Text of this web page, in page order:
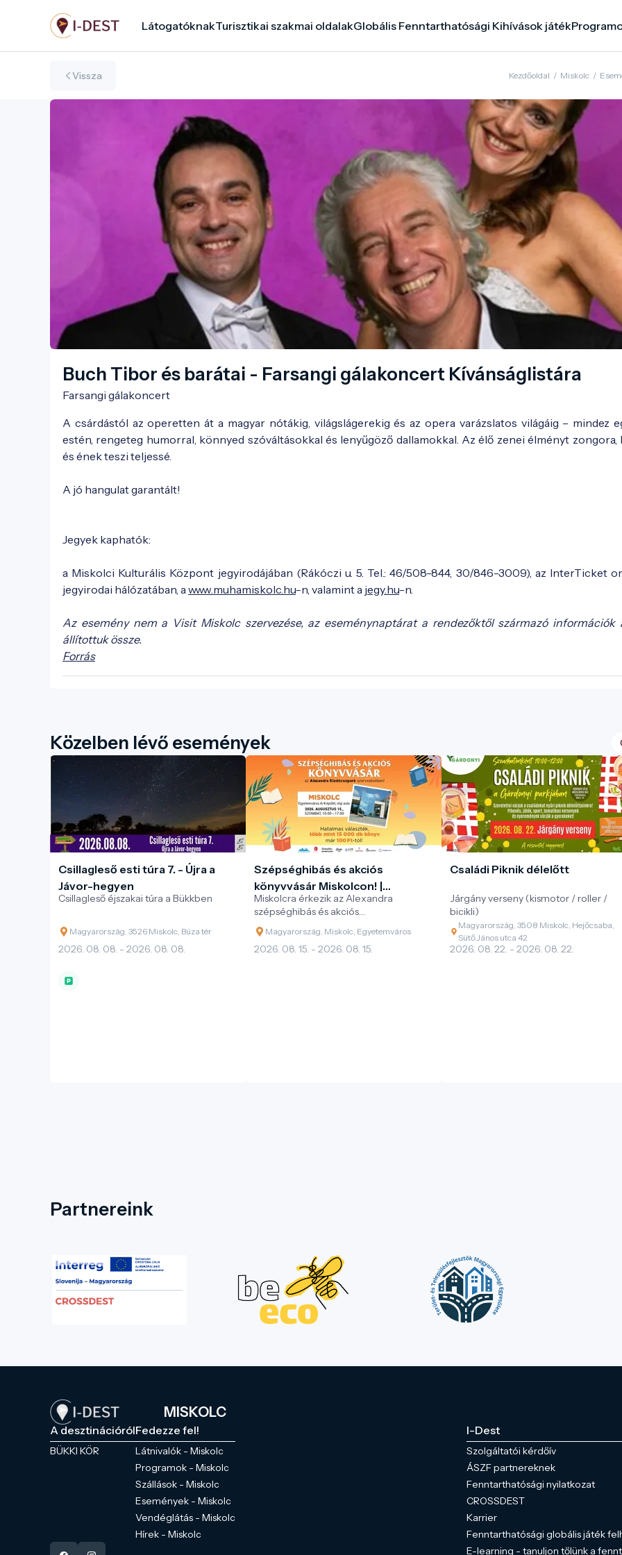
tartalomra
LátogatóknakTurisztikai szakmai oldalakGlobális Fenntarthatósági Kihívások játék
Vissza Kezdőoldal / Miskolc /
Buch Tibor és barátai - Farsangi gálakoncert Kívánságlistára
Farsangi gálakoncert
A csárdástól az operetten át a magyar nótákig, világslágerekig és az opera varázslatos világáig – mindez
estén, rengeteg humorral, könnyed szóváltásokkal és lenyűgöző dallamokkal. Az élő zenei élményt zongora,
és ének teszi teljessé.
A jó hangulat garantált!
Jegyek kaphatók:
a Miskolci Kulturális Központ jegyirodájában (Rákóczi u. 5. Tel.: 46/508-844, 30/846-3009), az InterTicket
jegyirodai hálózatában, awww.muhamiskolc.hu-n, valamint a jegy.hu-n.
Az esemény nem a Visit Miskolc szervezése, az eseménynaptárat a rendezőktől származó információk
állítottuk össze.
Forrás
Közelben lévő események
Csillagleső esti túra 7. - Újra a
Jávor-hegyen
Csillagleső éjszakai túra a Bükkben
Magyarország, 3526 Miskolc, Búza tér
2026. 08. 08. - 2026. 08. 08.
Szépséghibás és akciós
könyvvásár Miskolcon! |
Alexandra Kiadócsoport
Miskolcra érkezik az Alexandra
szépséghibás és akciós
könyvvásársorozata!
Magyarország, Miskolc, Egyetemváros
2026. 08. 15. - 2026. 08. 15.
Családi Piknik délelőtt
Járgány verseny (kismotor / roller /
bicikli)
Magyarország, 3508 Miskolc, Hejőcsaba,
Sütő János utca 42
2026. 08. 22. - 2026. 08. 22.
Partnereink
MISKOLC
A desztinációról
BÜKKI KÖR
Fedezze fel!
Látnivalók - Miskolc
Programok - Miskolc
Szállások - Miskolc
Események - Miskolc
Vendéglátás - Miskolc
Hírek - Miskolc
I-Dest
Szolgáltatói kérdőív
ÁSZF partnereknek
Fenntarthatósági nyilatkozat
CROSSDEST
Karrier
Fenntarthatósági globális játék
E-learning - tanuljon tőlünk a